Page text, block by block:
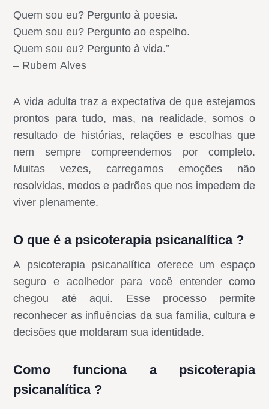
Quem sou eu? Pergunto à poesia.
Quem sou eu? Pergunto ao espelho.
Quem sou eu? Pergunto à vida.”
– Rubem Alves
A vida adulta traz a expectativa de que estejamos
prontos para tudo, mas, na realidade, somos o
resultado de histórias, relações e escolhas que
nem sempre compreendemos por completo.
Muitas vezes, carregamos emoções não
resolvidas, medos e padrões que nos impedem de
viver plenamente.
O que é a psicoterapia psicanalítica ?
A psicoterapia psicanalítica oferece um espaço
seguro e acolhedor para você entender como
chegou até aqui. Esse processo permite
reconhecer as influências da sua família, cultura e
decisões que moldaram sua identidade.
Como funciona a psicoterapia
psicanalítica ?